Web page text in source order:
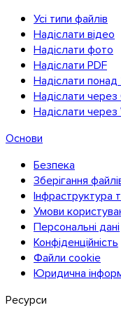
Firefox
Усі типи файлів
Надіслати відео
Надіслати фото
Надіслати PDF
Надіслати понад
Надіслати через
Надіслати
Основи
Безпека
Зберігання
Інфраструктура
Умови
Персональні дані
Конфіденційність
Файли cookie
Юридична
Ресурси